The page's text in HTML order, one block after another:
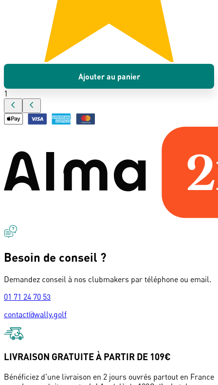
Ajouter au panier
1
Besoin de conseil ?
Demandez conseil à nos clubmakers par téléphone ou email.
01 71 24 70 53
contact@wally.golf
LIVRAISON GRATUITE À PARTIR DE 109€
Bénéficiez d'une livraison en 2 jours ouvrés partout en France